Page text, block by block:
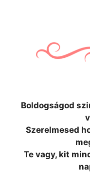
Boldogságod
Szerelmesed
Te vagy, kit